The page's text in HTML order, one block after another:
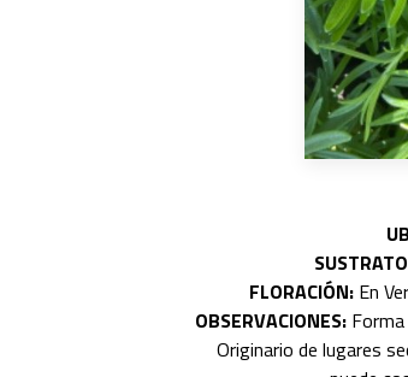
FLORACIÓN: En
OBSERVACIONES:Forma
Originario de lugares